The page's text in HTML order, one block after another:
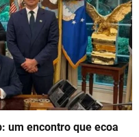
um encontro que ecoa